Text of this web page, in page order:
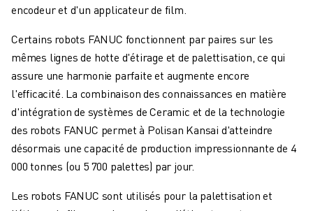
encodeur et d'un applicateur de film.
Certains robots FANUC fonctionnent par paires sur les
mêmes lignes de hotte d'étirage et de palettisation, ce qui
assure une harmonie parfaite et augmente encore
l'efficacité. La combinaison des connaissances en matière
d'intégration de systèmes de Ceramic et de la technologie
des robots FANUC permet à Polisan Kansai d'atteindre
désormais une capacité de production impressionnante de 4
000 tonnes (ou 5 700 palettes) par jour.
Les robots FANUC sont utilisés pour la palettisation et